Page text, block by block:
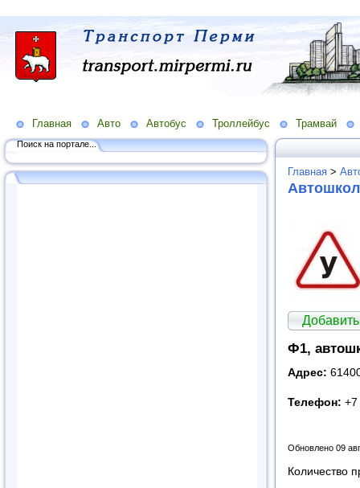
Главная Авто Автобус Троллейбус Трамвай
Поиск на портале...
Главная >
Ф1,
Адрес:
Телефон: +7
Обновлено 09
Количество